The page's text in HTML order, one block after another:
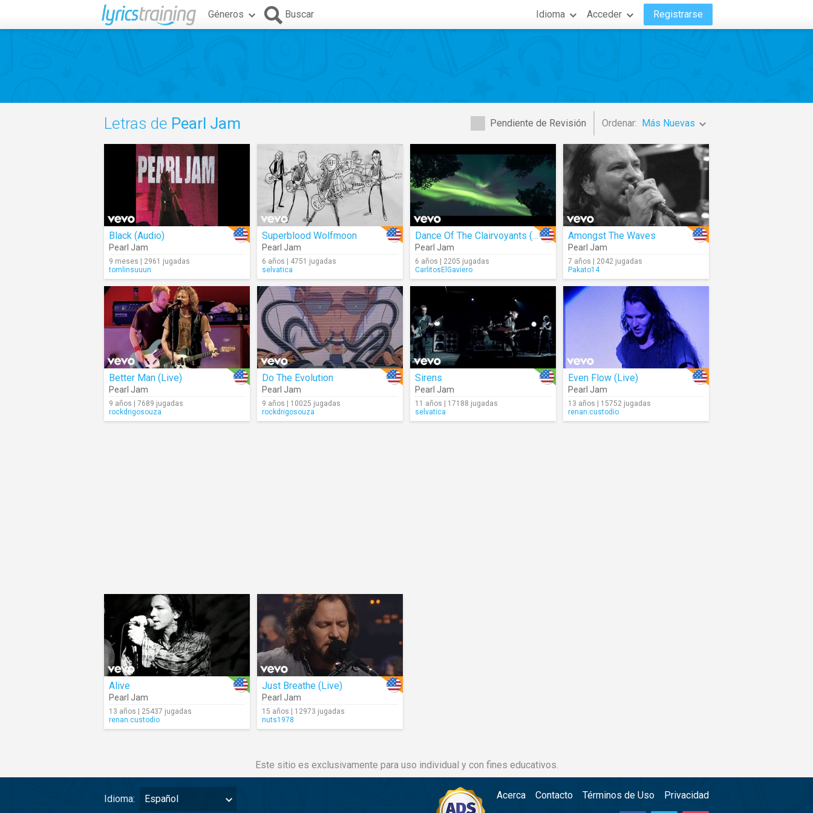
Géneros Buscar Idioma Acceder Registrarse
Pendiente de Revisión Ordenar: Más Nuevas
Letras de Pearl Jam
Black (Audio)
Pearl Jam
9 meses | 2961 jugadas
tomlinsuuun
Superblood Wolfmoon
Pearl Jam
6 años | 4751 jugadas
selvatica
Dance Of The Clairvoyants (Mach I)
Pearl Jam
6 años | 2205 jugadas
CarlitosElGaviero
Amongst The Waves
Pearl Jam
7 años | 2042 jugadas
Pakato14
Better Man (Live)
Pearl Jam
9 años | 7689 jugadas
rockdrigosouza
Do The Evolution
Pearl Jam
9 años | 10025 jugadas
rockdrigosouza
Sirens
Pearl Jam
11 años | 17188 jugadas
selvatica
Even Flow (Live)
Pearl Jam
13 años | 15752 jugadas
renan.custodio
Alive
Pearl Jam
13 años | 25437 jugadas
renan.custodio
Just Breathe (Live)
Pearl Jam
15 años | 12973 jugadas
nuts1978
Este sitio es exclusivamente para uso individual y con fines educativos.
Idioma: Español Acerca Contacto Términos de Uso Privacidad